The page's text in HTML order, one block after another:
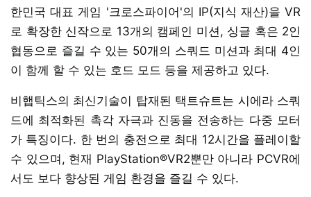
한민국 대표 게임 '크로스파이어'의 IP(지식 재산)을 VR
로 확장한 신작으로 13개의 캠페인 미션, 싱글 혹은 2인
협동으로 즐길 수 있는 50개의 스쿼드 미션과 최대 4인
이 함께 할 수 있는 호드 모드 등을 제공하고 있다.
비햅틱스의 최신기술이 탑재된 택트슈트는 시에라 스쿼
드에 최적화된 촉각 자극과 진동을 전송하는 다중 모터
가 특징이다. 한 번의 충전으로 최대 12시간을 플레이할
수 있으며, 현재 PlayStation®VR2뿐만 아니라 PCVR에
서도 보다 향상된 게임 환경을 즐길 수 있다.